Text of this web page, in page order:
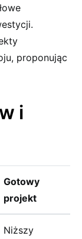
proponując
i
Gotowy
projekt
Niższy